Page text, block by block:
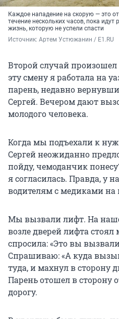
Каждое нападение на скорую — это
течение нескольких часов, пока идут
жизнь, которую не успели спасти
Источник: Артем Устюжанин / E1.RU
Второй случай произошел
эту смену я работала на
парень, недавно
Сергей. Вечером дают
молодого человека.
Когда мы подъехали к
Сергей неожиданно
пойду, чемоданчик
я согласилась. Правда, у
водителям с медиками на
Мы вызвали лифт. На
возле дверей лифта стоял
спросила: «Это вы
Спрашиваю: «А куда
туда, и махнул в сторону
Парень отошел в сторону
дорогу.